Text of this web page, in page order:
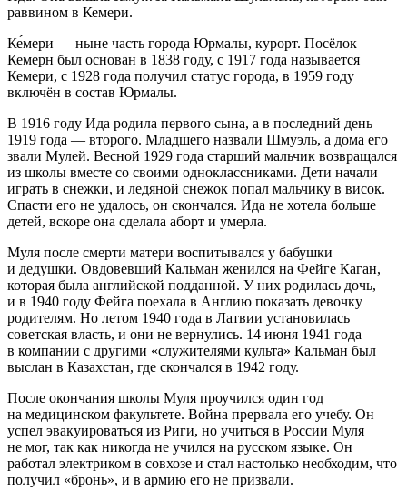
раввином в Кемери.
Ке́мери — ныне часть города Юрмалы, курорт. Посёлок
Кемерн был основан в 1838 году, с 1917 года называется
Кемери, с 1928 года получил статус города, в 1959 году
включён в состав Юрмалы.
В 1916 году Ида родила первого сына, а в последний день
1919 года — второго. Младшего назвали Шмуэль, а дома его
звали Мулей. Весной 1929 года старший мальчик возвращался
из школы вместе со своими одноклассниками. Дети начали
играть в снежки, и ледяной снежок попал мальчику в висок.
Спасти его не удалось, он скончался. Ида не хотела больше
детей, вскоре она сделала аборт и умерла.
Муля после смерти матери воспитывался у бабушки
и дедушки. Овдовевший Кальман женился на Фейге Каган,
которая была английской подданной. У них родилась дочь,
и в 1940 году Фейга поехала в Англию показать девочку
родителям. Но летом 1940 года в Латвии установилась
советская власть, и они не вернулись. 14 июня 1941 года
в компании с другими «служителями культа» Кальман был
выслан в Казахстан, где скончался в 1942 году.
После окончания школы Муля проучился один год
на медицинском факультете. Война прервала его учебу. Он
успел эвакуироваться из Риги, но учиться в России Муля
не мог, так как никогда не учился на русском языке. Он
работал электриком в совхозе и стал настолько необходим, что
получил «бронь», и в армию его не призвали.